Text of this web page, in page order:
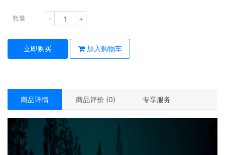
数量 - +
立即购买 加入购物车
商品详情 商品评价 (0) 专享服务